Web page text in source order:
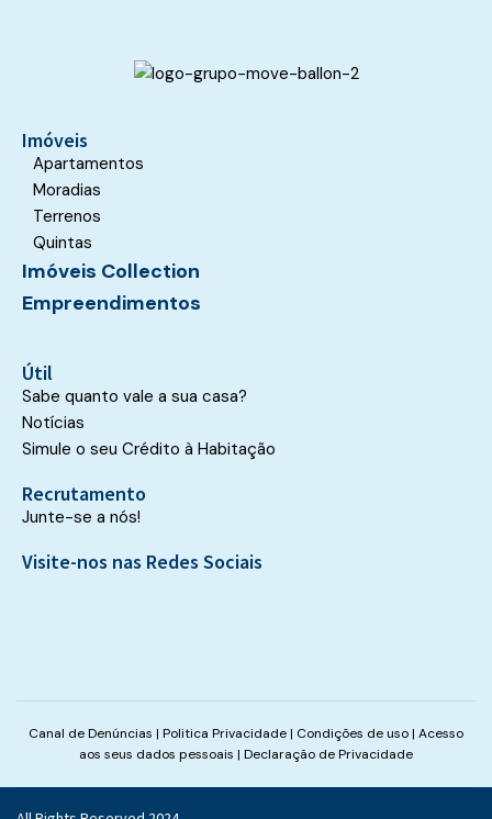
Imóveis
Apartamentos
Moradias
Terrenos
Quintas
Imóveis Collection
Empreendimentos
Útil
Sabe quanto vale a sua casa?
Notícias
Simule o seu Crédito à Habitação
Recrutamento
Junte-se a nós!
Visite-nos nas Redes Sociais
Canal de Denúncias | Politica Privacidade| Condições de uso| Acesso
aos seus dados pessoais | Declaração de Privacidade